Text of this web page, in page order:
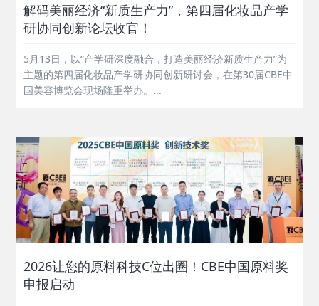
解码美丽经济“新质生产力”，第四届化妆品产学
研协同创新论坛收官！
5月13日，以“产学研深度融合，打造美丽经济新质生产力”为
主题的第四届化妆品产学研协同创新研讨会，在第30届CBE中
国美容博览会现场隆重举办。...
2026让您的原料科技C位出圈！CBE中国原料奖
申报启动